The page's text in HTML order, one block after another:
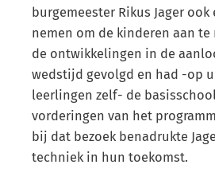
burgemeester Rikus Jager
nemen om de kinderen aan
de ontwikkelingen in de
wedstijd gevolgd en had -op
leerlingen zelf- de
vorderingen van het
bij dat bezoek benadrukte
techniek in hun toekomst.